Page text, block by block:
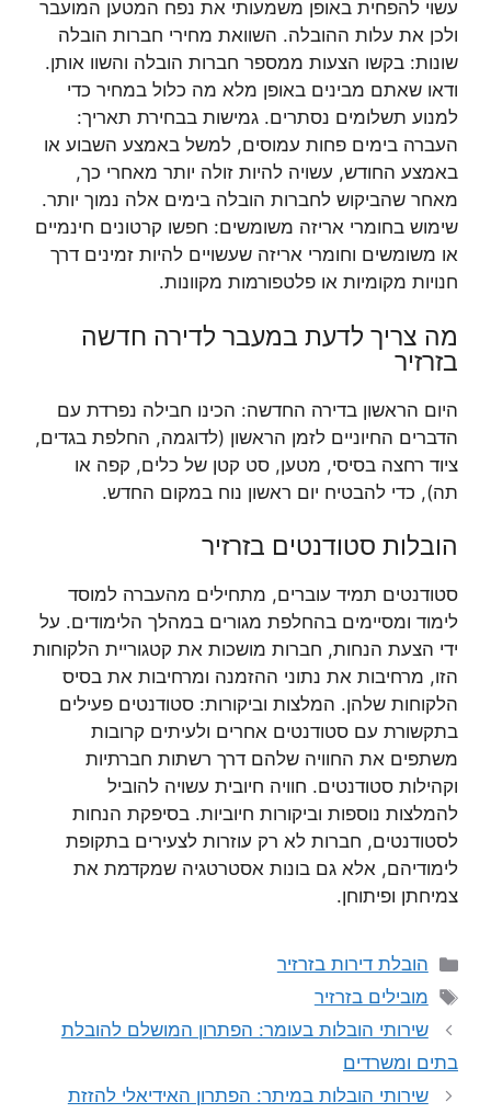
עשוי להפחית באופן משמעותי את נפח המטען המועבר
ולכן את עלות ההובלה. השוואת מחירי חברות הובלה
שונות: בקשו הצעות ממספר חברות הובלה והשוו אותן.
ודאו שאתם מבינים באופן מלא מה כלול במחיר כדי
למנוע תשלומים נסתרים. גמישות בבחירת תאריך:
העברה בימים פחות עמוסים, למשל באמצע השבוע או
באמצע החודש, עשויה להיות זולה יותר מאחרי כך,
מאחר שהביקוש לחברות הובלה בימים אלה נמוך יותר.
שימוש בחומרי אריזה משומשים: חפשו קרטונים חינמיים
או משומשים וחומרי אריזה שעשויים להיות זמינים דרך
חנויות מקומיות או פלטפורמות מקוונות.
מה צריך לדעת במעבר לדירה חדשה
בזרזיר
היום הראשון בדירה החדשה: הכינו חבילה נפרדת עם
הדברים החיוניים לזמן הראשון (לדוגמה, החלפת בגדים,
ציוד רחצה בסיסי, מטען, סט קטן של כלים, קפה או
תה), כדי להבטיח יום ראשון נוח במקום החדש.
הובלות סטודנטים בזרזיר
סטודנטים תמיד עוברים, מתחילים מהעברה למוסד
לימוד ומסיימים בהחלפת מגורים במהלך הלימודים. על
ידי הצעת הנחות, חברות מושכות את קטגוריית הלקוחות
הזו, מרחיבות את נתוני ההזמנה ומרחיבות את בסיס
הלקוחות שלהן. המלצות וביקורות: סטודנטים פעילים
בתקשורת עם סטודנטים אחרים ולעיתים קרובות
משתפים את החוויה שלהם דרך רשתות חברתיות
וקהילות סטודנטים. חוויה חיובית עשויה להוביל
להמלצות נוספות וביקורות חיוביות. בסיפקת הנחות
לסטודנטים, חברות לא רק עוזרות לצעירים בתקופת
לימודיהם, אלא גם בונות אסטרטגיה שמקדמת את
צמיחתן ופיתוחן.
קטגוריות
הובלת דירות בזרזיר
תגיות
מובילים בזרזיר
שירותי הובלות בעומר: הפתרון המושלם להובלת
בתים ומשרדים
שירותי הובלות במיתר: הפתרון האידיאלי להזזת